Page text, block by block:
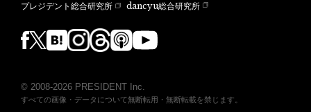
プレジデント総合研究所 dancyu総合研究所
© 2008-2026 PRESIDENT Inc.
すべての画像・データについて無断転用・無断転載を禁じます。